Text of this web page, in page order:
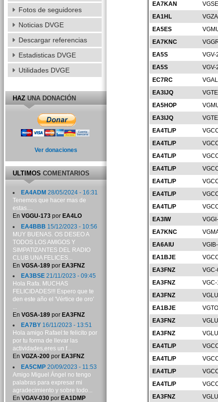
EA7KAN
EA1HL
EA5ES
EA7KNC
EA5S
VGV-
EA5S
VGV-
EC7RC
EA3IJQ
EA5HOP
EA3IJQ
EA4TL/P
EA4TL/P
EA4TL/P
EA4TL/P
EA4TL/P
EA4TL/P
EA4TL/P
EA3IW
EA7KNC
EA6AIU
EA1BJE
EA3FNZ
EA3FNZ
EA3FNZ
EA1BJE
EA3FNZ
EA3FNZ
EA4TL/P
EA4TL/P
EA4TL/P
EA4TL/P
EA3FNZ
Fotos de seguidores
Noticias DVGE
Descargar referencias
Estadisticas DVGE
Utilidades DVGE
HAZUNA DONACIÓN
Ver donaciones
ULTIMOSCOMENTARIOS
EA4ADM 28/05/2024 - 16:31
Tenemos que hacer mas de
estas....
En VGGU-173por EA4LO
EA4BBB 15/12/2023 - 10:56
MUY BUENAS. OS DESEO A
TODOS LOS AMIGOS Y
SIMPATIZANTES DEL RADIO
CLUB UNA FELICES...
En VGSA-189por EA3FNZ
EA3BSE21/11/2023 - 09:45
Hola Rafa. MUCHAS
FELICIDADES!!! Espero que te
den este año el 'Vértice de oro'
...
En VGSA-189por EA3FNZ
EA7BY16/11/2023 - 13:51
Hola amigo Rafael:te felicito por
por tu forma de llevar las
actividades,eres un f...
En VGZA-200por EA3FNZ
EA5CMP20/09/2023 - 11:53
Amigo Miguel Ángel no tengo
palabras para expresar mi
agradecimiento y sobre todo...
En VGAV-030por EA1DMP